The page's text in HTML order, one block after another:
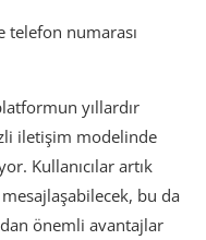
yıllardır
iletişim modelinde
Kullanıcılar artık
bu da
önemli avantajlar